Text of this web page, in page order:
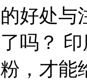
好处与
吗？
，才能